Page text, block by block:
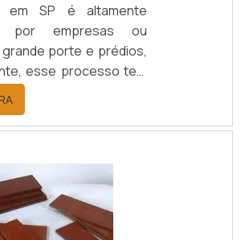
em SP é altamente
por empresas ou
porte e prédios,
esse processo tem
de realizar reparos nas
até mesmo evitá-los.
A DIMINUIÇÃO DE
deve acontecer com
o que gera a
do risco de problemas
de ter um custo mais